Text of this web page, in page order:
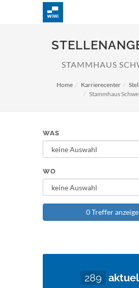
STAMMHAUS
Home Karrierecenter
Stammhaus
WAS
WO
0 Treffer
289